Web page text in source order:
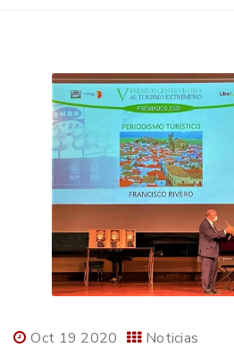
Oct 19 2020 Noticias